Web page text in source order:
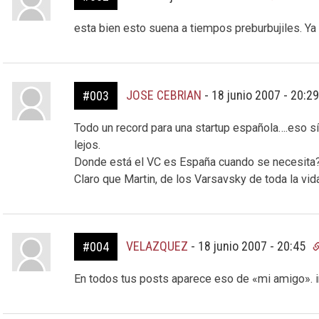
esta bien esto suena a tiempos preburbujiles.
#003 JOSE CEBRIAN - 18 junio 2007 -
Todo un record para una startup española….eso
lejos.
Donde está el VC es España cuando se
Claro que Martin, de los Varsavsky de toda la
#004 VELAZQUEZ - 18 junio 2007 - 20:45
En todos tus posts aparece eso de «mi amigo».